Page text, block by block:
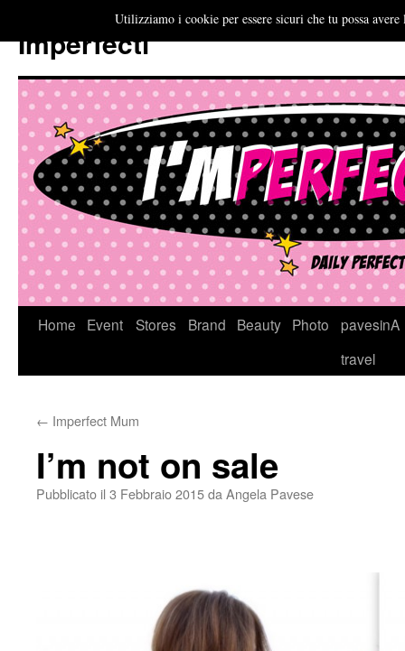
Imperfecti
VaiHome Event Stores Brand Beauty Photo
pavesinA
travel
← Imperfect Mum
I’m not on sale
Pubblicato il 3 Febbraio 2015da Angela Pavese
Utilizziamo i cookie per essere sicuri che tu possa